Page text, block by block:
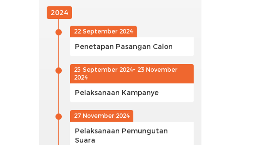
2024
22 September 2024
Penetapan Pasangan Calon
25 September 2024- 23 November
2024
Pelaksanaan Kampanye
27 November 2024
Pelaksanaan Pemungutan
Suara